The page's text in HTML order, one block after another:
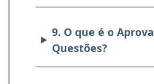
9. O que é o Aprova
Questões?